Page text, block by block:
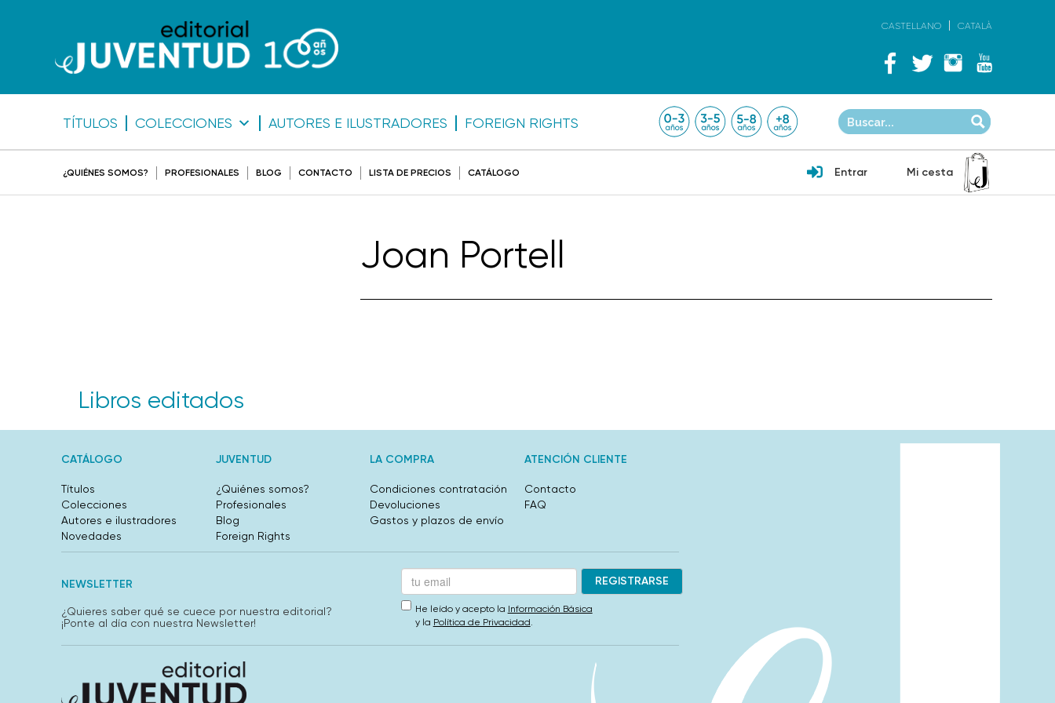
CASTELLANO CATALÀ
TÍTULOS COLECCIONES AUTORES E ILUSTRADORES FOREIGN RIGHTS
¿QUIÉNES SOMOS? PROFESIONALES BLOG CONTACTO LISTA DE PRECIOS CATÁLOGO Entrar Mi cesta
Joan Portell
Libros editados
CATÁLOGO
Títulos
Colecciones
Autores e ilustradores
Novedades
JUVENTUD
¿Quiénes somos?
Profesionales
Blog
Foreign Rights
LA COMPRA
Condiciones contratación
Devoluciones
Gastos y plazos de envío
ATENCIÓN CLIENTE
Contacto
FAQ
NEWSLETTER
¿Quieres saber qué se cuece por nuestra editorial?
¡Ponte al día con nuestra Newsletter!
He leído y acepto la Información Básica
y la Política de Privacidad.